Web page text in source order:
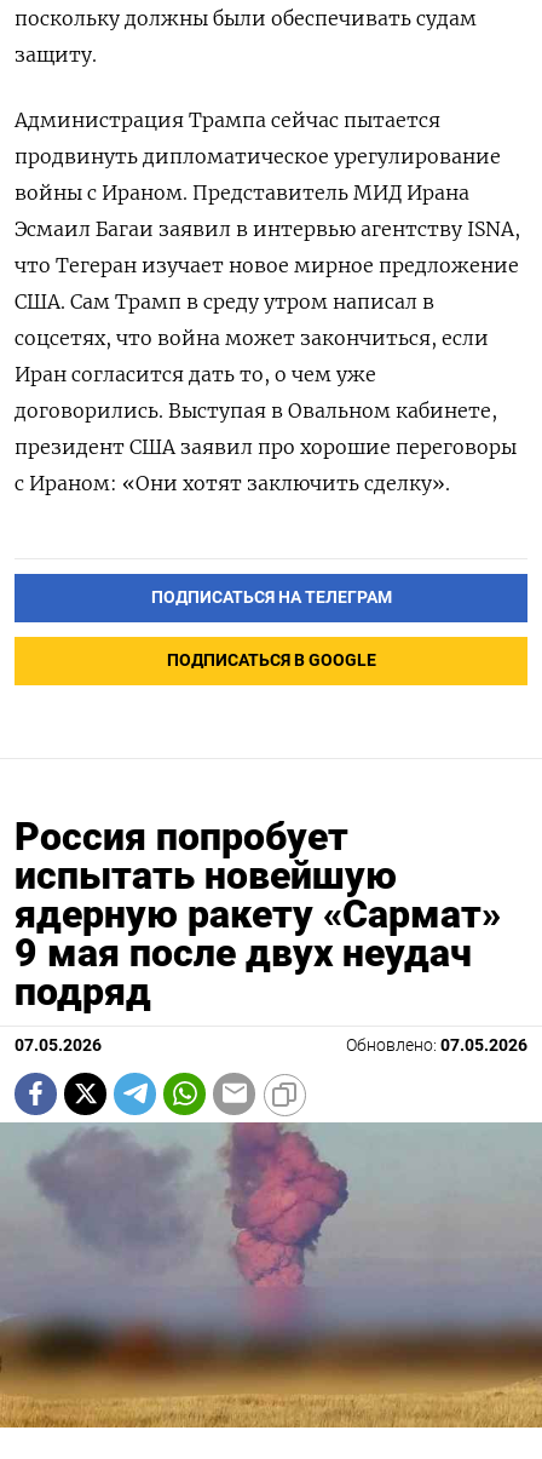
поскольку должны были обеспечивать судам
защиту.
Администрация Трампа сейчас пытается
продвинуть дипломатическое урегулирование
войны с Ираном. Представитель МИД Ирана
Эсмаил Багаи заявил в интервью агентству ISNA,
что Тегеран изучает новое мирное предложение
США. Сам Трамп в среду утром написал в
соцсетях, что война может закончиться, если
Иран согласится дать то, о чем уже
договорились. Выступая в Овальном кабинете,
президент США заявил про хорошие переговоры
с Ираном: «Они хотят заключить сделку».
ПОДПИСАТЬСЯ НА ТЕЛЕГРАМ
ПОДПИСАТЬСЯ В GOOGLE
Россия попробует
испытать новейшую
ядерную ракету «Сармат»
9 мая после двух неудач
подряд
07.05.2026 Обновлено: 07.05.2026